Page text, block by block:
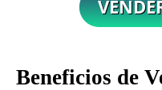
Beneficios de